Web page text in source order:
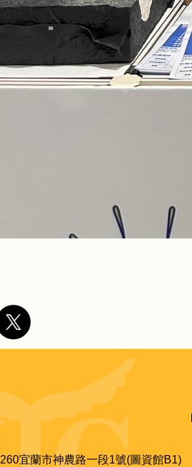
260宜蘭市神農路一段1號(圖資館B1)